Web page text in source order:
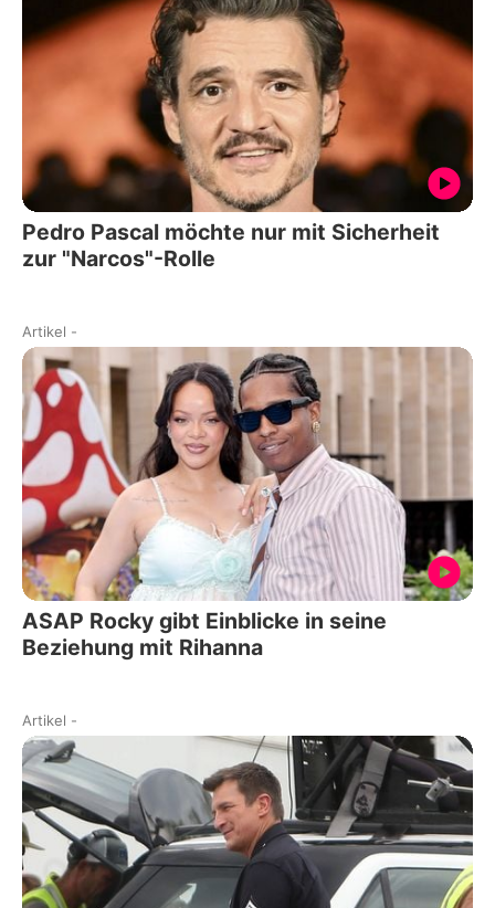
Pedro Pascal möchte nur mit Sicherheit
zur "Narcos"-Rolle
Artikel -
ASAP Rocky gibt Einblicke in seine
Beziehung mit Rihanna
Artikel -